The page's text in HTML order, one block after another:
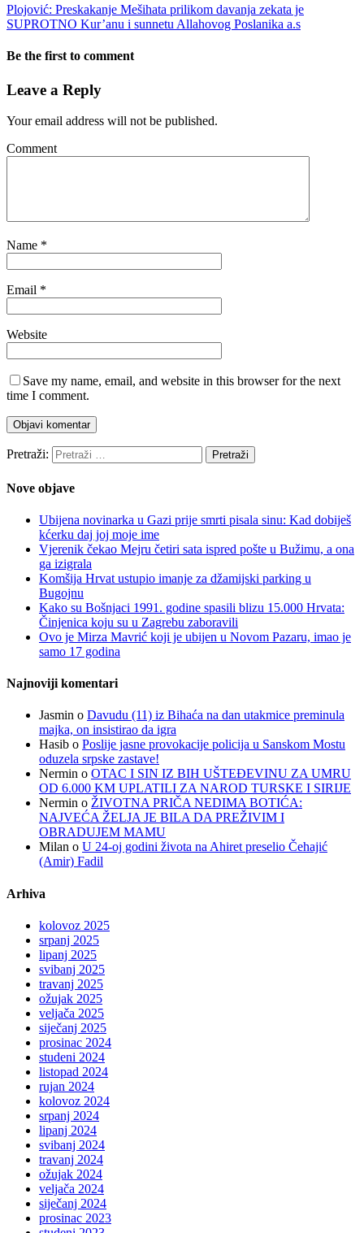
Plojović: Preskakanje Mešihata prilikom davanja zekata je
SUPROTNO Kur’anu i sunnetu Allahovog Poslanika a.s
Be the first to comment
Leave a Reply
Your email address will not be published.
Comment
Name *
Email *
Website
Save my name, email, and website in this browser for the next
time I comment.
Pretraži:
Nove objave
Ubijena novinarka u Gazi prije smrti pisala sinu: Kad dobiješ
kćerku daj joj moje ime
Vjerenik čekao Mejru četiri sata ispred pošte u Bužimu, a ona
ga izigrala
Komšija Hrvat ustupio imanje za džamijski parking u
Bugojnu
Kako su Bošnjaci 1991. godine spasili blizu 15.000 Hrvata:
Činjenica koju su u Zagrebu zaboravili
Ovo je Mirza Mavrić koji je ubijen u Novom Pazaru, imao je
samo 17 godina
Najnoviji komentari
Jasmin o Davudu (11) iz Bihaća na dan utakmice preminula
majka, on insistirao da igra
Hasib o Poslije jasne provokacije policija u Sanskom Mostu
oduzela srpske zastave!
Nermin o OTAC I SIN IZ BIH UŠTEĐEVINU ZA UMRU
OD 6.000 KM UPLATILI ZA NAROD TURSKE I SIRIJE
Nermin o ŽIVOTNA PRIČA NEDIMA BOTIĆA:
NAJVEĆA ŽELJA JE BILA DA PREŽIVIM I
OBRADUJEM MAMU
Milan o U 24-oj godini života na Ahiret preselio Čehajić
(Amir) Fadil
Arhiva
kolovoz 2025
srpanj 2025
lipanj 2025
svibanj 2025
travanj 2025
ožujak 2025
veljača 2025
siječanj 2025
prosinac 2024
studeni 2024
listopad 2024
rujan 2024
kolovoz 2024
srpanj 2024
lipanj 2024
svibanj 2024
travanj 2024
ožujak 2024
veljača 2024
siječanj 2024
prosinac 2023